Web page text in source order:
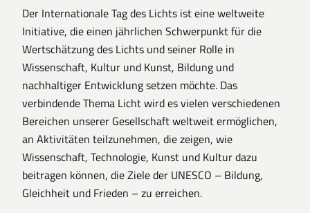
Der Internationale Tag des Lichts ist eine weltweite
Initiative, die einen jährlichen Schwerpunkt für die
Wertschätzung des Lichts und seiner Rolle in
Wissenschaft, Kultur und Kunst, Bildung und
nachhaltiger Entwicklung setzen möchte. Das
verbindende Thema Licht wird es vielen verschiedenen
Bereichen unserer Gesellschaft weltweit ermöglichen,
an Aktivitäten teilzunehmen, die zeigen, wie
Wissenschaft, Technologie, Kunst und Kultur dazu
beitragen können, die Ziele der UNESCO – Bildung,
Gleichheit und Frieden – zu erreichen.